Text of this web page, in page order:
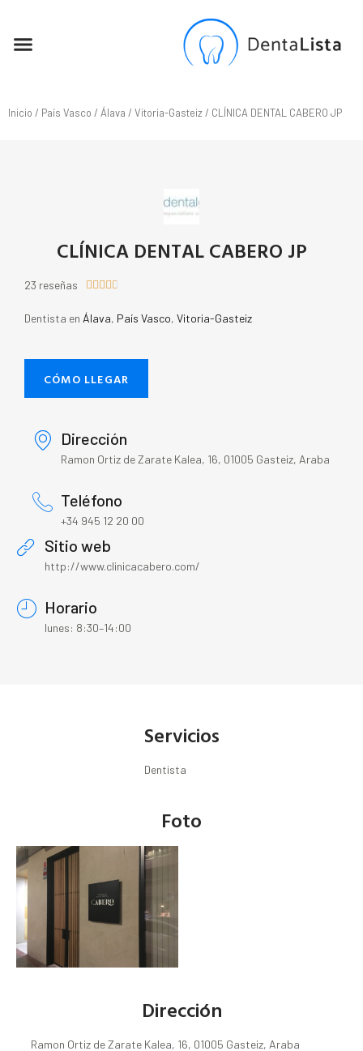
Inicio / País Vasco / Álava / Vitoria-Gasteiz/ CLÍNICA DENTAL CABERO JP
CLÍNICA DENTAL CABERO JP
23 reseñas     
Dentista en Álava, País Vasco, Vitoria-Gasteiz
CÓMO LLEGAR
Dirección
Ramon Ortiz de Zarate Kalea, 16, 01005 Gasteiz, Araba
Teléfono
+34 945 12 20 00
Sitio web
http://www.clinicacabero.com/
Horario
lunes: 8:30–14:00
Servicios
Dentista
Foto
Dirección
Ramon Ortiz de Zarate Kalea, 16, 01005 Gasteiz, Araba